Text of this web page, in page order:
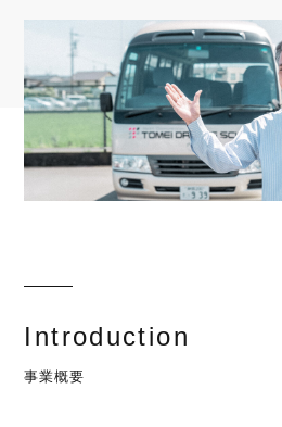
Introduction
事業概要